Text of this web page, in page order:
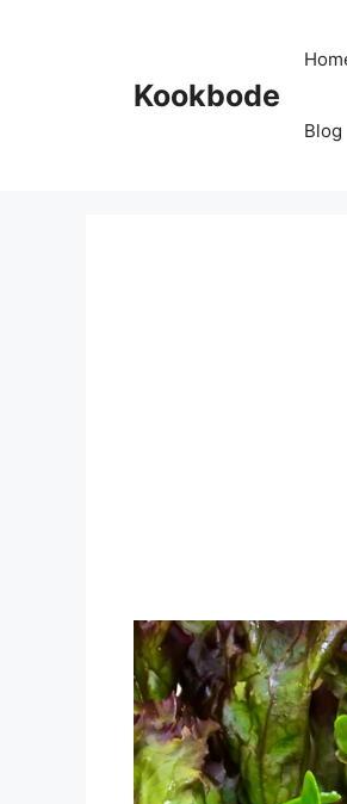
Kookbode
Blog